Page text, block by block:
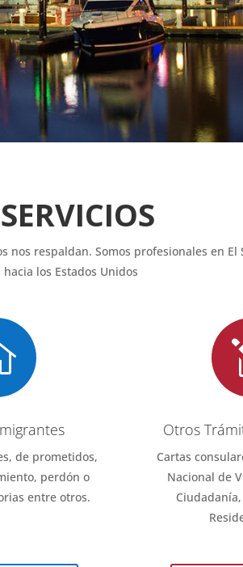
SERVICIOS
respaldan. Somos profesionales en El
los Estados Unidos
de prometidos,
perdón o
entre otros.
Otros
Cartas
Nacional de